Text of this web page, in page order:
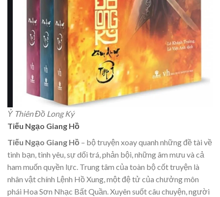
Ỷ Thiên Đồ Long Ký
Tiếu Ngạo Giang Hồ
Tiếu Ngạo Giang Hồ – bộ truyện xoay quanh những đề tài về
tình bạn, tình yêu, sự dối trá, phản bội, những âm mưu và cả
ham muốn quyền lực. Trung tâm của toàn bộ cốt truyện là
nhân vật chính Lệnh Hồ Xung, một đệ tử của chưởng môn
phái Hoa Sơn Nhạc Bất Quần. Xuyên suốt câu chuyện, người